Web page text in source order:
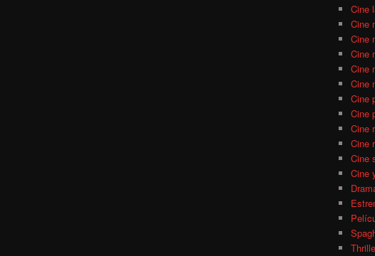
Cine
Cine
Cine
Cine
Cine
Cine
Cine
Cine
Cine
Cine
Cine
Cine